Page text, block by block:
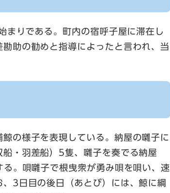
りである。町内の宿呼子屋に滞在し
助の勧めと指導によったと言われ、当
の様子を表現している。納屋の囃子に
・羽差船）5隻、囃子を奏でる納屋
。唄囃子で根曳衆が勇み唄を唄い、速
3日目の後日（あとび）には、鯨に綱